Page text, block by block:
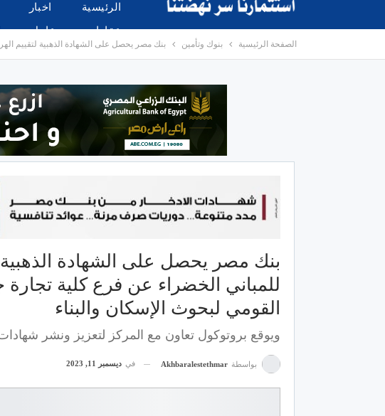
الرئيسية اخبار
عقارات عاجل
الصفحة الرئيسية بنوك وتأمين بنك مصر يحصل على الشهادة الذهبية لتقييم
بنك مصر يحصل على الشهادة الذهبية
للمباني الخضراء عن فرع كلية
القومي لبحوث الإسكان والبناء
ويوقع بروتوكول تعاون مع المركز لتعزيز ونشر
بواسطة Akhbaralestethmar في ديسمبر 11, 2023